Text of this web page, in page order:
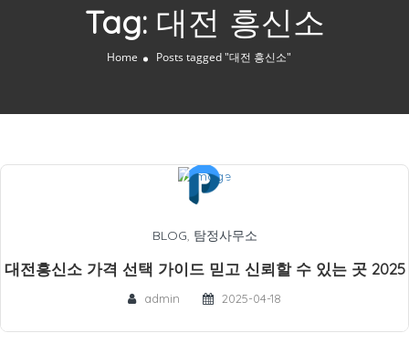
Tag: 대전 흥신소
Home Posts tagged "대전 흥신소"
BLOG, 탐정사무소
대전흥신소 가격 선택 가이드 믿고 신뢰할 수 있는 곳 2025
admin 2025-04-18